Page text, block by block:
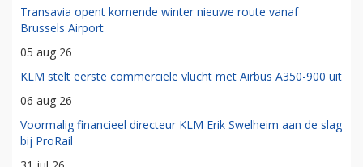
Transavia opent komende winter nieuwe route vanaf
Brussels Airport
05 aug 26
KLM stelt eerste commerciële vlucht met Airbus A350-900 uit
06 aug 26
Voormalig financieel directeur KLM Erik Swelheim aan de slag
bij ProRail